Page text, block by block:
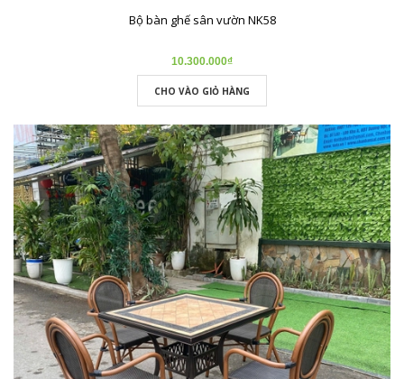
Bộ bàn ghế sân vườn NK58
10.300.000₫
CHO VÀO GIỎ HÀNG